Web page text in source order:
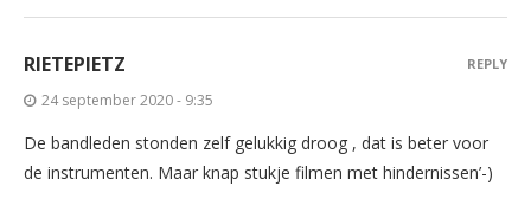
RIETEPIETZ
24 september 2020 - 9:35
De bandleden stonden zelf gelukkig droog , dat is beter voor
de instrumenten. Maar knap stukje filmen met hindernissen’-)
REPLY